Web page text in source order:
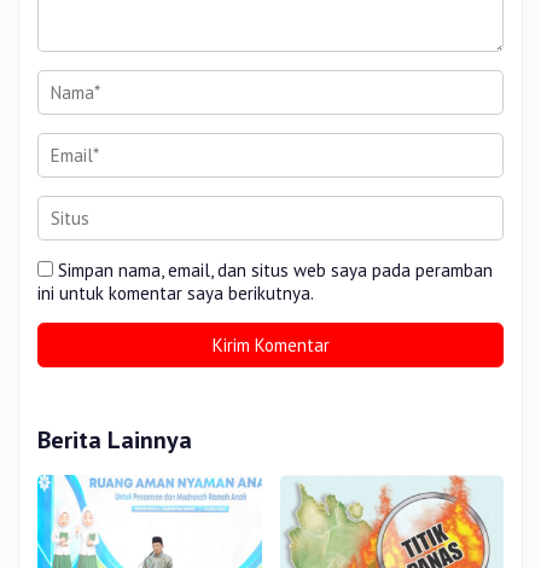
Simpan nama, email, dan situs web saya pada peramban
ini untuk komentar saya berikutnya.
Berita Lainnya